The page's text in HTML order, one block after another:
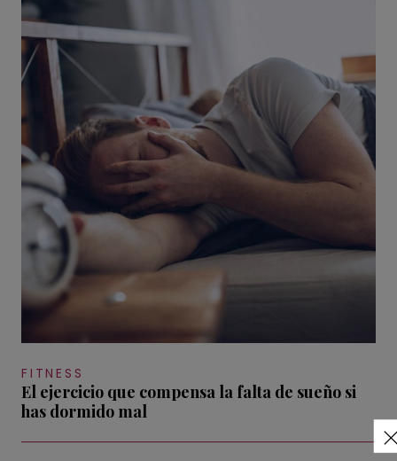
FITNESS
El ejercicio que compensa la falta de sueño si
has dormido mal